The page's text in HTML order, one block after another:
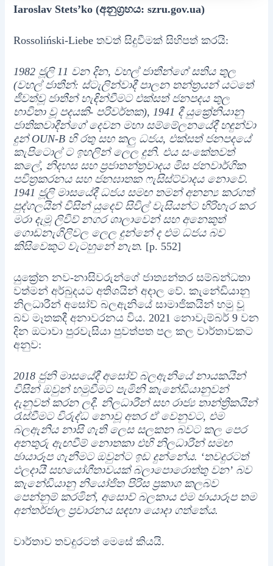
Iaroslav Stets’ko (අනුග්‍රහය: szru.gov.ua)
Rossoliński-Liebe තවත් සිදුවීමක් සිහිපත් කරයි:
1982 ජූලි 11 වන දින, වහල් ජාතීන්ගේ සතිය තුල
(වහල් ජාතීන්: ස්ටැලින්වාදී පාලන තන්ත්‍රයන් යටතේ
ජීවත්වූ ජාතීන් හැඳින්වීමට එක්සත් ජනපදය තුල
භාවිතා වූ පදයකි- පරිවර්තක), 1941 දී යුක්‍රේනියානු
ජාතිකවාදීන්ගේ දෙවන මහා සම්මේලනයේදී හඳුන්වා
දුන් OUN-B හි රතු සහ කලු ධජය, එක්සත් ජනපදයේ
කැපිටොල් ට ඉහලින් ලෙල දුනි. එය සංකේතවත්
කලේ, නිදහස සහ ප‍්‍රජාතන්ත‍්‍රවාදය මිස ජනවාර්ගික
පවිත්‍රකරනය සහ ජනඝාතක ෆැසිස්ට්වාදය නොවේ.
1941 ජූලි මාසයේදී ධජය සමඟ තමන් අනන්‍ය කරගත්
පුද්ගලයින් විසින් යුදෙව් සිවිල් වැසියන්ට හිරිහැර කර
මරා දැමූ ලිවිව් නගර ශාලාවෙන් සහ අනෙකුත්
ගොඩනැගිලිවල ලෙල දුන්නේ ද එම ධජය බව
කිසිවෙකුට වැටහුනේ නැත. [p. 552]
යුක්‍රේන නව-නාසිවරුන්ගේ ජාත්‍යන්තර සම්බන්ධතා
වත්මන් අර්බුදයට අතිශයින් අදාල වේ. කැනේඩියානු
නිලධාරීන් අසෝව් බලඇනියේ සාමාජිකයින් හමු වූ
බව මෑතකදී අනාවරනය විය. 2021 නොවැම්බර් 9 වන
දින ඔටාවා පුරවැසියා පුවත්පත පල කල වාර්තාවකට
අනුව:
2018 ජුනි මාසයේදී අසෝව් බලඇනියේ නායකයින්
විසින් ඔවුන් හමුවීමට පැමිනි කැනේඩියානුවන්
දැනුවත් කරන ලදී. නිලධාරීන් සහ රාජ්‍ය තාන්ත්‍රිකයින්
රැස්වීමට විරුද්ධ නොවූ අතර ඒ වෙනුවට, එම
බලඇනිය නාසි ගැති ලෙස සලකන බවට කල පෙර
අනතුරු ඇඟවීම් නොතකා එහි නිලධාරීන් සමඟ
ඡායාරූප ගැනීමට ඔවුන්ට ඉඩ දුන්නේය. ‘තවදුරටත්
ඵලදායී සහයෝගීතාවයක් බලාපොරොත්තු වන’ බව
කැනේඩියානු නියෝජිත පිරිස ප්‍රකාශ කලබව
පෙන්නුම් කරමින්, අසොව් බලකාය එම ඡායාරූප තම
අන්තර්ජාල ප්‍රචාරනය සඳහා යොදා ගත්තේය.
වාර්තාව තවදුරටත් මෙසේ කියයි.